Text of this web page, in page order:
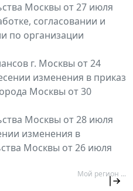
Москвы от 27 июля
согласовании и
по организации
г. Москвы от 24
изменения в приказ
Москвы от 30
Москвы от 28 июля
изменения в
Москвы от 26 июля
Мой регион ...